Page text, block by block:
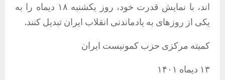
اند، با نمایش قدرت خود، روز یکشنبه ۱۸ دیماه را به
یکی از روزهای به یادماندنی انقلاب ایران تبدیل کنند.
کمیته مرکزی حزب کمونیست ایران
۱۳ دیماه ۱۴۰۱